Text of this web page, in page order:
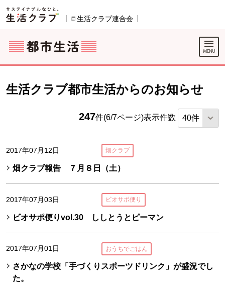
ページの先頭です。
生活クラブ連合会
ここからサイト内共通メニューです。
サイト内共通メニューをスキップする
サイト内共通メニューここまで。
生活クラブ都市生活からのお知らせ
247件(6/7ページ)表示件数
2017年07月12日 畑クラブ
畑クラブ報告 ７月８日（土）
2017年07月03日 ビオサポ便り
ビオサポ便りvol.30 ししとうとピーマン
2017年07月01日 おうちでごはん
さかなの学校「手づくりスポーツドリンク」が盛況でし
た。